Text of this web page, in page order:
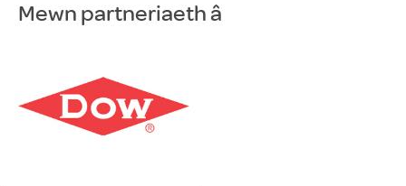
Mewn partneriaeth â